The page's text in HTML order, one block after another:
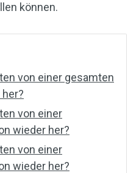
können.
von einer gesamten
von einer
wieder her?
von einer
wieder her?